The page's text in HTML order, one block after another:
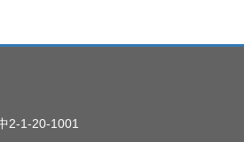
2-1-20-1001